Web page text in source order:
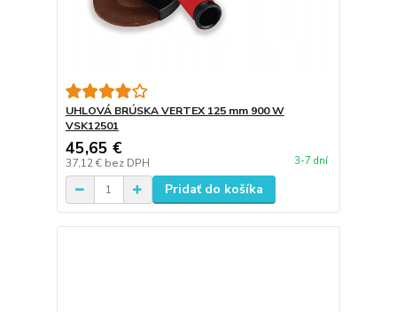
UHLOVÁ BRÚSKA VERTEX 125 mm 900 W
VSK12501
45,65 €
37,12 € bez DPH 3-7 dní
Pridať do košíka